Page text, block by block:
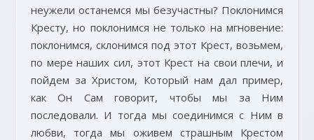
неужели останемся мы безучастны? Поклонимся
Кресту, но поклонимся не только на мгновение:
поклонимся, склонимся под этот Крест, возьмем,
по мере наших сил, этот Крест на свои плечи, и
пойдем за Христом, Который нам дал пример,
как Он Сам говорит, чтобы мы за Ним
последовали. И тогда мы соединимся с Ним в
любви, тогда мы оживем страшным Крестом